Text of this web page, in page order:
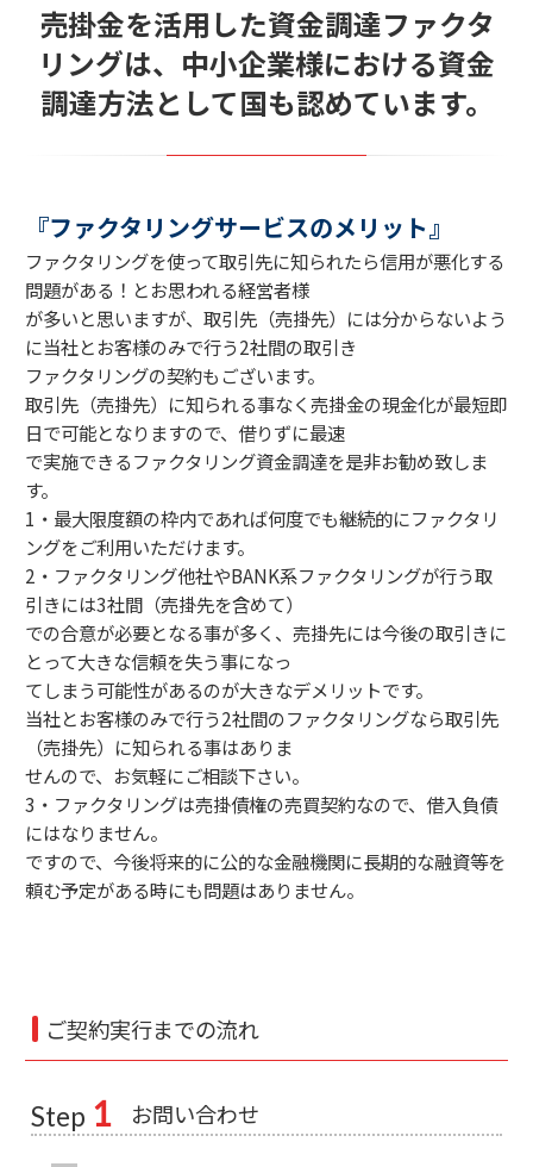
売掛金を活用した資金調達ファクタ
リングは、中小企業様における資金
調達方法として国も認めています。
『ファクタリングサービスのメリット』
ファクタリングを使って取引先に知られたら信用が悪化する
問題がある！とお思われる経営者様
が多いと思いますが、取引先（売掛先）には分からないよう
に当社とお客様のみで行う2社間の取引き
ファクタリングの契約もございます。
取引先（売掛先）に知られる事なく売掛金の現金化が最短即
日で可能となりますので、借りずに最速
で実施できるファクタリング資金調達を是非お勧め致しま
す。
1・最大限度額の枠内であれば何度でも継続的にファクタリ
ングをご利用いただけます。
2・ファクタリング他社やBANK系ファクタリングが行う取
引きには3社間（売掛先を含めて）
での合意が必要となる事が多く、売掛先には今後の取引きに
とって大きな信頼を失う事になっ
てしまう可能性があるのが大きなデメリットです。
当社とお客様のみで行う2社間のファクタリングなら取引先
（売掛先）に知られる事はありま
せんので、お気軽にご相談下さい。
3・ファクタリングは売掛債権の売買契約なので、借入負債
にはなりません。
ですので、今後将来的に公的な金融機関に長期的な融資等を
頼む予定がある時にも問題はありません。
ご契約実行までの流れ
Step 1 お問い合わせ